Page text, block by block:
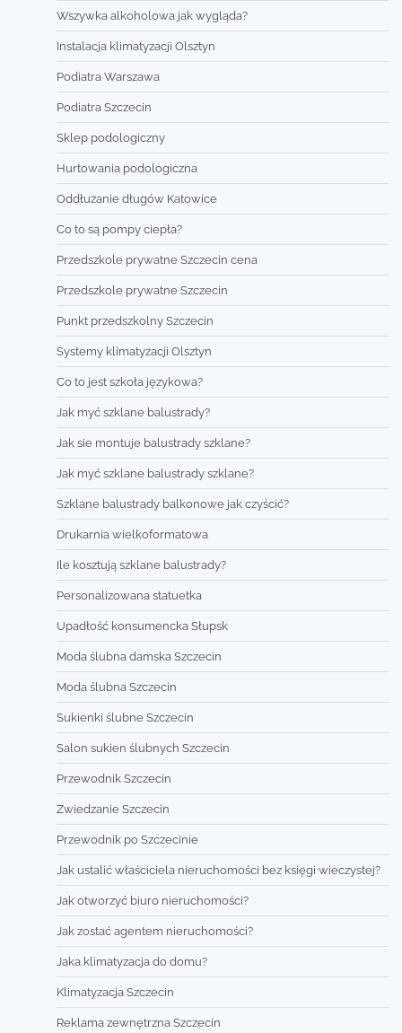
Wszywka alkoholowa jak wygląda?
Instalacja klimatyzacji Olsztyn
Podiatra Warszawa
Podiatra Szczecin
Sklep podologiczny
Hurtowania podologiczna
Oddłużanie długów Katowice
Co to są pompy ciepła?
Przedszkole prywatne Szczecin cena
Przedszkole prywatne Szczecin
Punkt przedszkolny Szczecin
Systemy klimatyzacji Olsztyn
Co to jest szkoła językowa?
Jak myć szklane balustrady?
Jak sie montuje balustrady szklane?
Jak myć szklane balustrady szklane?
Szklane balustrady balkonowe jak czyścić?
Drukarnia wielkoformatowa
Ile kosztują szklane balustrady?
Personalizowana statuetka
Upadłość konsumencka Słupsk
Moda ślubna damska Szczecin
Moda ślubna Szczecin
Sukienki ślubne Szczecin
Salon sukien ślubnych Szczecin
Przewodnik Szczecin
Zwiedzanie Szczecin
Przewodnik po Szczecinie
Jak ustalić właściciela nieruchomości bez księgi wieczystej?
Jak otworzyć biuro nieruchomości?
Jak zostać agentem nieruchomości?
Jaka klimatyzacja do domu?
Klimatyzacja Szczecin
Reklama zewnętrzna Szczecin